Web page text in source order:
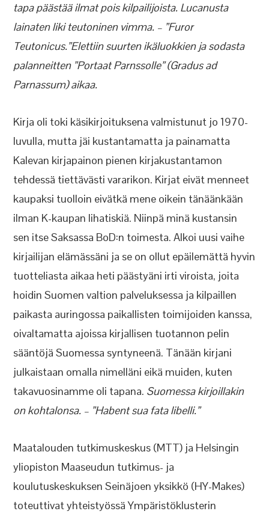
tapa päästää ilmat pois kilpailijoista. Lucanusta
lainaten liki teutoninen vimma. – ”Furor
Teutonicus.”Elettiin suurten ikäluokkien ja sodasta
palanneitten ”Portaat Parnssolle” (Gradus ad
Parnassum) aikaa.
Kirja oli toki käsikirjoituksena valmistunut jo 1970-
luvulla, mutta jäi kustantamatta ja painamatta
Kalevan kirjapainon pienen kirjakustantamon
tehdessä tiettävästi vararikon. Kirjat eivät menneet
kaupaksi tuolloin eivätkä mene oikein tänäänkään
ilman K-kaupan lihatiskiä. Niinpä minä kustansin
sen itse Saksassa BoD:n toimesta. Alkoi uusi vaihe
kirjailijan elämässäni ja se on ollut epäilemättä hyvin
tuotteliasta aikaa heti päästyäni irti viroista, joita
hoidin Suomen valtion palveluksessa ja kilpaillen
paikasta auringossa paikallisten toimijoiden kanssa,
oivaltamatta ajoissa kirjallisen tuotannon pelin
sääntöjä Suomessa syntyneenä. Tänään kirjani
julkaistaan omalla nimelläni eikä muiden, kuten
takavuosinamme oli tapana. Suomessa kirjoillakin
on kohtalonsa. – ”Habent sua fata libelli.”
Maatalouden tutkimuskeskus (MTT) ja Helsingin
yliopiston Maaseudun tutkimus- ja
koulutuskeskuksen Seinäjoen yksikkö (HY-Makes)
toteuttivat yhteistyössä Ympäristöklusterin